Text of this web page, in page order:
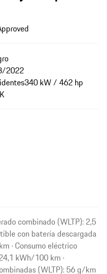
2022
340 kW / 462 hp
combinado (WLTP): 2,5
con batería descargada
· Consumo eléctrico
kWh/100 km ·
(WLTP): 56 g/km